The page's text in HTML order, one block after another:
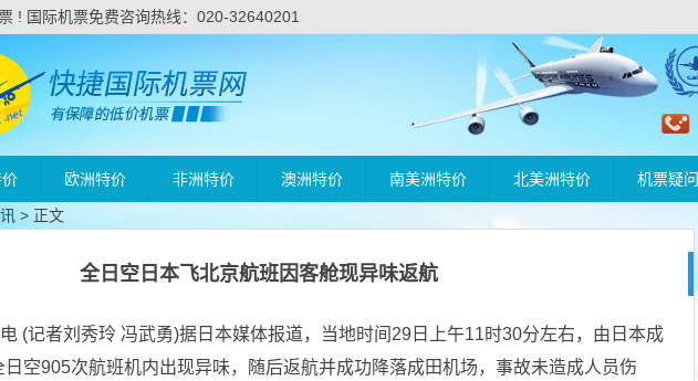
! 国际机票免费咨询热线：020-32640201
欧洲特价 非洲特价 澳洲特价 南美洲特价 北美洲特价 机票疑问
> 正文
全日空日本飞北京航班因客舱现异味返航
(记者刘秀玲 冯武勇)据日本媒体报道，当地时间29日上午11时30分左右，由日本成
日空905次航班机内出现异味，随后返航并成功降落成田机场，事故未造成人员伤